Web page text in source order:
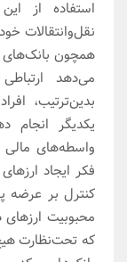
استفاده از
نقل‌وانتقالات
همچون بانک‌های
می‌دهد
بدین‌ترتیب،
یکدیگر انجام
واسطه‌های
فکر ایجاد
کنترل بر عرضه
محبوبیت
که تحت‌نظارت